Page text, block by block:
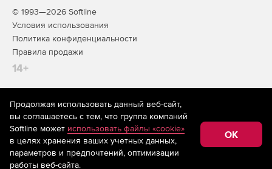
© 1993—2026 Softline
Условия использования
Политика конфиденциальности
Правила продажи
14+
На информационном ресурсе store.softline.ru применяются
рекомендательные технологии(информационные технологии
предоставления информации на основе сбора,
систематизации и анализа сведений, относящихся к
предпочтениям пользователей сети «Интернет»,
находящихся на территории Российской Федерации)
Продолжая использовать данный веб-сайт,
вы соглашаетесь с тем, что группа компаний
Softline может использовать файлы «cookie»
в целях хранения ваших учетных данных,
параметров и предпочтений, оптимизации
работы веб-сайта.
OK